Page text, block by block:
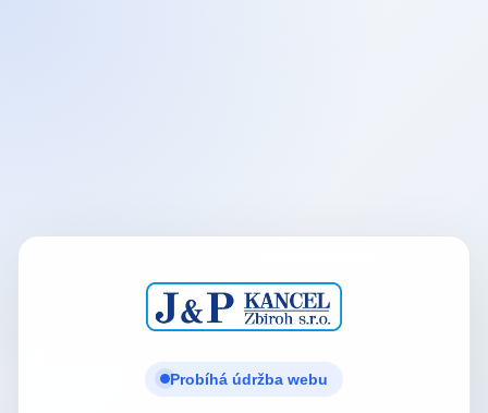
Probíhá údržba webu